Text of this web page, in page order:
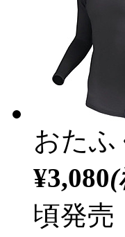
おたふ
¥3,080
頃発売